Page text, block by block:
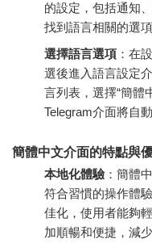
的設定，包括通知
找到語言相關的選項
選擇語言選項 ：在
選後進入語言設定
言列表，選擇“簡體
Telegram介面將自
簡體中文介面的特點與
本地化體驗：簡體
符合習慣的操作體
佳化，使用者能夠
加順暢和便捷，減